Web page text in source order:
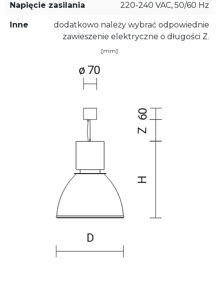
Napięcie zasilania 220-240 VAC, 50/60 Hz
Inne
dodatkowo należy wybrać odpowiednie
zawieszenie elektryczne o długości Z.
[mm]